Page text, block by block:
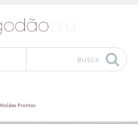
BUSCA
Moldes Prontos